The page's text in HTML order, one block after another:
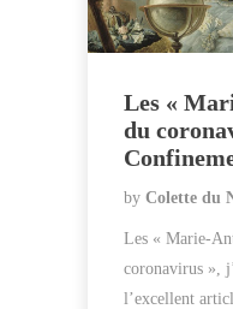
Les «
du
by Colette du
Les « Marie-
coronavirus »,
l’excellent